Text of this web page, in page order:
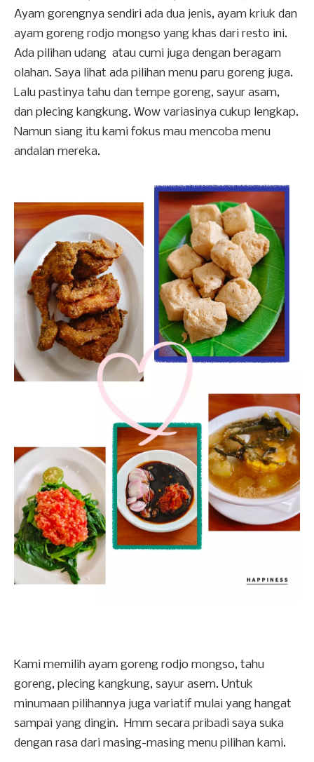
Ayam gorengnya sendiri ada dua jenis, ayam kriuk dan
ayam goreng rodjo mongso yang khas dari resto ini.
Ada pilihan udang atau cumi juga dengan beragam
olahan. Saya lihat ada pilihan menu paru goreng juga.
Lalu pastinya tahu dan tempe goreng, sayur asam,
dan plecing kangkung. Wow variasinya cukup lengkap.
Namun siang itu kami fokus mau mencoba menu
andalan mereka.
Kami memilih ayam goreng rodjo mongso, tahu
goreng, plecing kangkung, sayur asem. Untuk
minumaan pilihannya juga variatif mulai yang hangat
sampai yang dingin. Hmm secara pribadi saya suka
dengan rasa dari masing-masing menu pilihan kami.